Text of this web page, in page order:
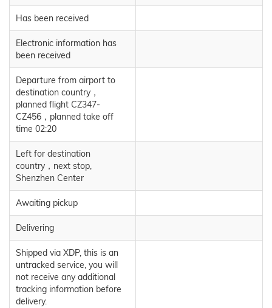
Has been received
Electronic information has
been received
Departure from airport to
destination country，
planned flight CZ347-
CZ456，planned take off
time 02:20
Left for destination
country，next stop,
Shenzhen Center
Awaiting pickup
Delivering
Shipped via XDP, this is an
untracked service, you will
not receive any additional
tracking information before
delivery.